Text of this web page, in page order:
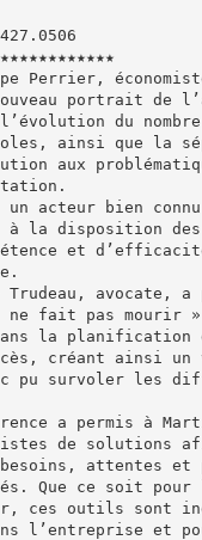
Perrier,
portrait de
l’évolution du
ainsi que la
aux
acteur bien
à la disposition
et
Trudeau, avocate,
ne fait pas mourir
la
créant ainsi
pu survoler les
a permis à
de solutions
attentes et
Que ce soit
outils sont
l’entreprise et